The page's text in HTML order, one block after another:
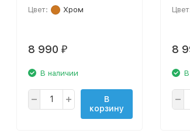
Цвет: Хром
8 990 ₽
В наличии
В
корзину
8
В